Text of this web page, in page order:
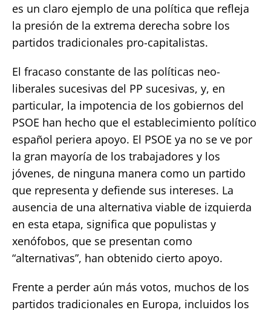
es un claro ejemplo de una política que refleja
la presión de la extrema derecha sobre los
partidos tradicionales pro-capitalistas.
El fracaso constante de las políticas neo-
liberales sucesivas del PP sucesivas, y, en
particular, la impotencia de los gobiernos del
PSOE han hecho que el establecimiento político
español periera apoyo. El PSOE ya no se ve por
la gran mayoría de los trabajadores y los
jóvenes, de ninguna manera como un partido
que representa y defiende sus intereses. La
ausencia de una alternativa viable de izquierda
en esta etapa, significa que populistas y
xenófobos, que se presentan como
“alternativas”, han obtenido cierto apoyo.
Frente a perder aún más votos, muchos de los
partidos tradicionales en Europa, incluidos los